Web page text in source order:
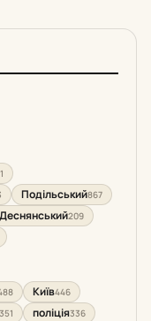
Подільський867
Деснянський209
Київ446
351 поліція336